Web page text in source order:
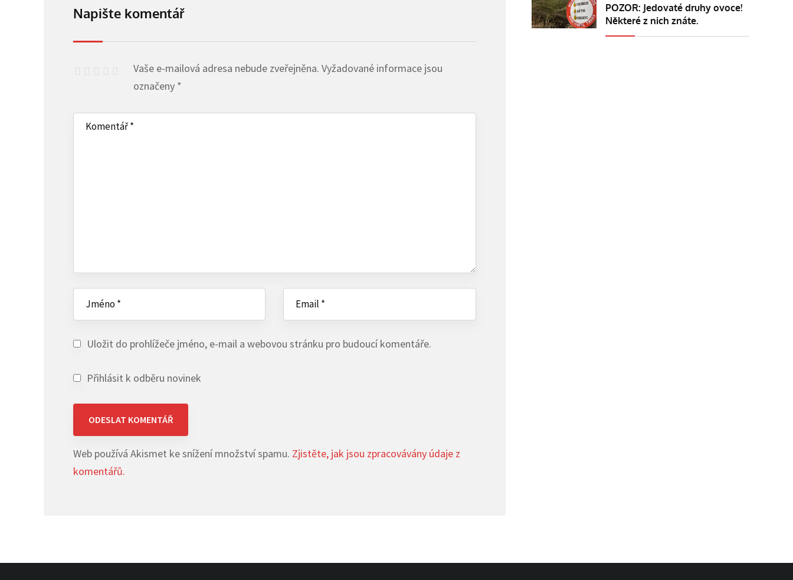
Napište komentář
Vaše e-mailová adresa nebude zveřejněna. Vyžadované informace jsou
označeny *
Uložit do prohlížeče jméno, e-mail a webovou stránku pro budoucí komentáře.
Přihlásit k odběru novinek
Web používá Akismet ke snížení množství spamu. Zjistěte, jak jsou zpracovávány údaje z
komentářů.
POZOR: Jedovaté druhy ovoce!
Některé z nich znáte.